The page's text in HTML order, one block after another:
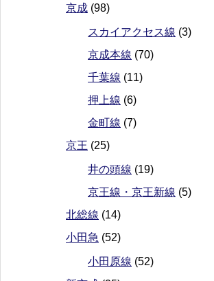
京成 (98)
スカイアクセス線 (3)
京成本線 (70)
千葉線 (11)
押上線 (6)
金町線 (7)
京王 (25)
井の頭線 (19)
京王線・京王新線 (5)
北総線 (14)
小田急 (52)
小田原線 (52)